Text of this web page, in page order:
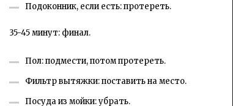
Подоконник, если есть: протереть.
35-45 минут: финал.
Пол: подмести, потом протереть.
Фильтр вытяжки: поставить на место.
Посуда из мойки: убрать.